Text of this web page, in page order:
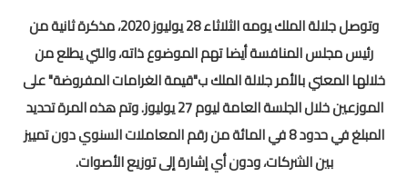
فروض و امتحانات
التقويم التشخيصي
المرحلة الأولى
المرحلة الثانية
وتوصل جلالة الملك يومه الثلاثاء 28 يوليوز 2020، مذكرة ثانية من
رئيس مجلس المنافسة أيضا تهم الموضوع ذاته، والتي يطلع من
خلالها المعني بالأمر جلالة الملك ب"قيمة الغرامات المفروضة" على
الموزعين خلال الجلسة العامة ليوم 27 يوليوز. وتم هذه المرة تحديد
المبلغ في حدود 8 في المائة من رقم المعاملات السنوي دون تمييز
بين الشركات، ودون أي إشارة إلى توزيع الأصوات.